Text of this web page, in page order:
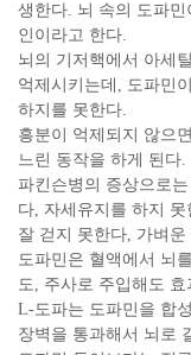
생한다. 뇌 속의 도파
인이라고 한다.
뇌의 기저핵에서 아세
억제시키는데, 도파민
하지를 못한다.
흥분이 억제되지 않으
느린 동작을 하게 된다.
파킨슨병의 증상으로
다, 자세유지를 하지
잘 걷지 못한다, 가벼
도파민은 혈액에서 뇌
도, 주사로 주입해도 효
L-도파는 도파민을 합
장벽을 통과해서 뇌로